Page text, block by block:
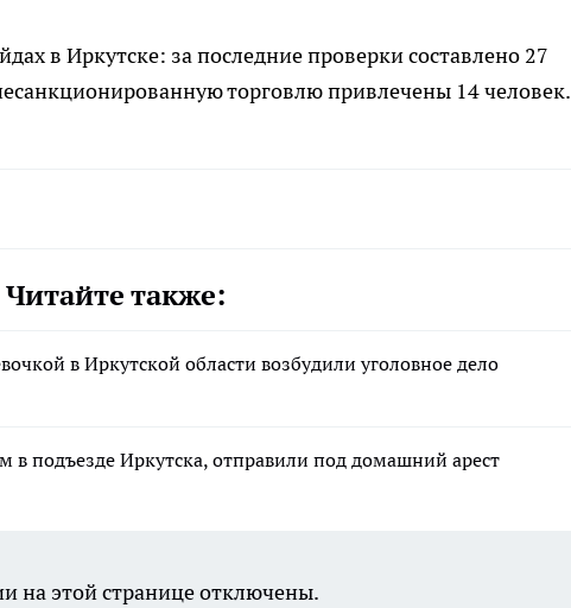
в Иркутске: за последние проверки составлено 27
торговлю привлечены 14 человек.
Читайте также:
в Иркутской области возбудили уголовное дело
подъезде Иркутска, отправили под домашний арест
на этой странице отключены.